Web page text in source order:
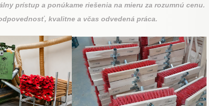
prístup a ponúkame riešenia na mieru za rozumnú cenu.
kvalitne a včas odvedená práca.